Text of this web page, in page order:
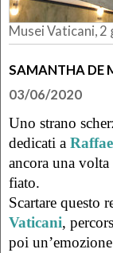
Musei Vaticani,
SAMANTHA DE
03/06/2020
Uno strano
dedicati a
ancora una
fiato.
Scartare questo
Vaticani,
poi